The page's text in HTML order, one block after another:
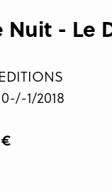
Nuit - Le
0-/-1/2018